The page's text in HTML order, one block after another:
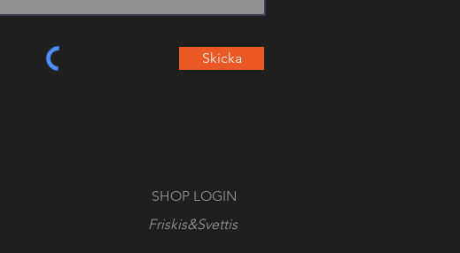
Skicka
SHOP LOGIN
Friskis&Svettis